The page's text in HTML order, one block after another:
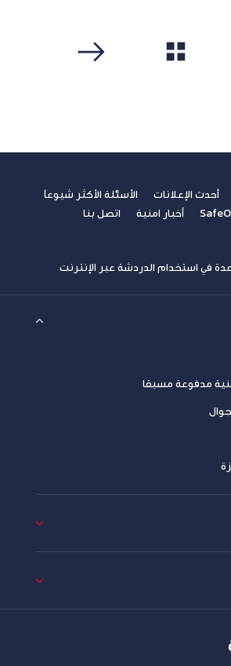
أحدث الإعلانات
الأسئلة الأكثر شيوعاً
أخبار امنية
اتصل بنا
في استخدام الدردشة عبر الإنترنت
مدفوعة مسبقا